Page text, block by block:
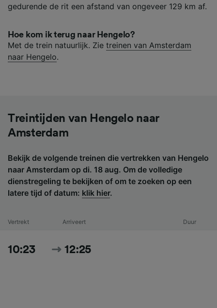
gedurende de rit een afstand van ongeveer 129 km af.
Hoe kom ik terug naar Hengelo?
Met de trein natuurlijk. Zie treinen van Amsterdam
naar Hengelo.
Treintijden van Hengelo naar
Amsterdam
Bekijk de volgende treinen die vertrekken van Hengelo
naar Amsterdam op di. 18 aug. Om de volledige
dienstregeling te bekijken of om te zoeken op een
latere tijd of datum: klik hier.
Vertrekt Arriveert Duur
10:23 12:25